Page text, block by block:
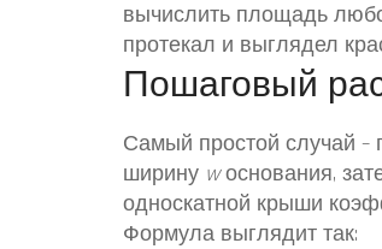
вычислить площадь
протекал и выглядел
Пошаговый
Самый простой случай –
ширину wоснования,
односкатной крыши
Формула выглядит так: